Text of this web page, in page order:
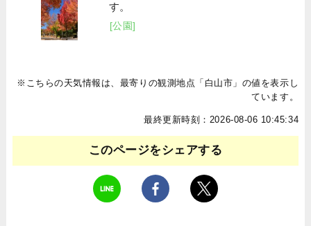
す。
[公園]
※こちらの天気情報は、最寄りの観測地点「白山市」の値を表示し
ています。
最終更新時刻：2026-08-06 10:45:34
このページをシェアする